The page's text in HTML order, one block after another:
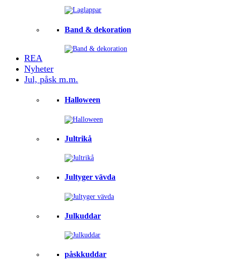
Band & dekoration
REA
Nyheter
Jul, påsk m.m.
Halloween
Jultrikå
Jultyger vävda
Julkuddar
påskkuddar